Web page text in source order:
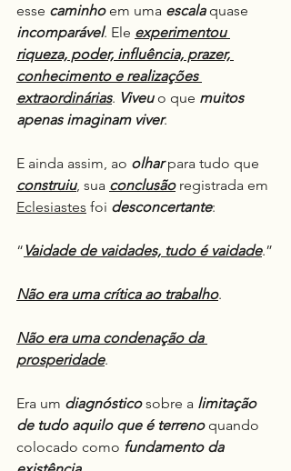
esse caminho em uma escala quase
incomparável. Ele experimentou
riqueza, poder, influência, prazer,
conhecimento e realizações
extraordinárias. Viveu o que muitos
apenas imaginam viver.
E ainda assim, ao olhar para tudo que
construiu, sua conclusão registrada em
Eclesiastes foi desconcertante:
“Vaidade de vaidades, tudo é vaidade.”
Não era uma crítica ao trabalho.
Não era uma condenação da
prosperidade.
Era um diagnóstico sobre a limitação
de tudo aquilo que é terreno quando
colocado como fundamento da